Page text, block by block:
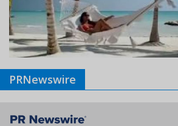
PRNewswire